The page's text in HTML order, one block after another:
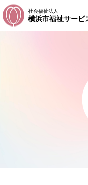
社会福祉法人
横浜市福祉サービ